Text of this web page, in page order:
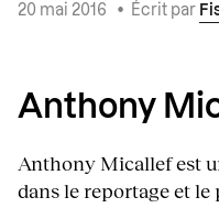
20 mai 2016 • Écrit par
Anthony
Anthony Micallef est
dans le reportage et le